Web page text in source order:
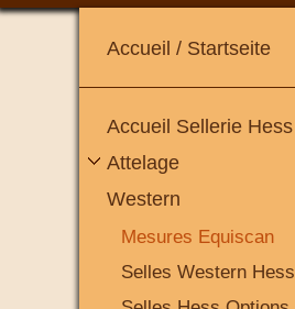
Accueil / Startseite
Accueil Sellerie Hess
Attelage
Western
Mesures Equiscan
Selles Western Hess